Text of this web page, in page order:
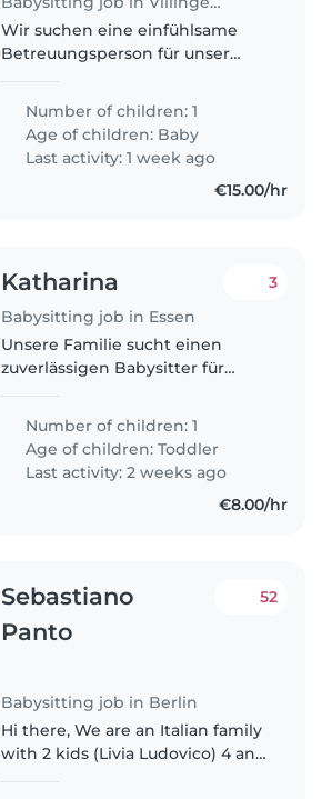
Wir suchen eine einfühlsame
Betreuungsperson für unser
Sie sollten geduldig und
zuverlässig sein.
Number of children: 1
Age of children: Baby
Last activity: 1 week ago
€15.00/hr
Katharina
Babysitting job in Essen
3
Unsere Familie sucht einen
zuverlässigen Babysitter für
ihrem fröhlichen und
verspieltem Wesen liebt sie es,
neue Spiele zu entdecken
vorallem mit..
Number of children: 1
Age of children:Toddler
Last activity: 2 weeks ago
€8.00/hr
Sebastiano
Panto
Babysitting job in Berlin
52
Hi there, We are an Italian family
with 2 kids (Livia Ludovico) 4 and